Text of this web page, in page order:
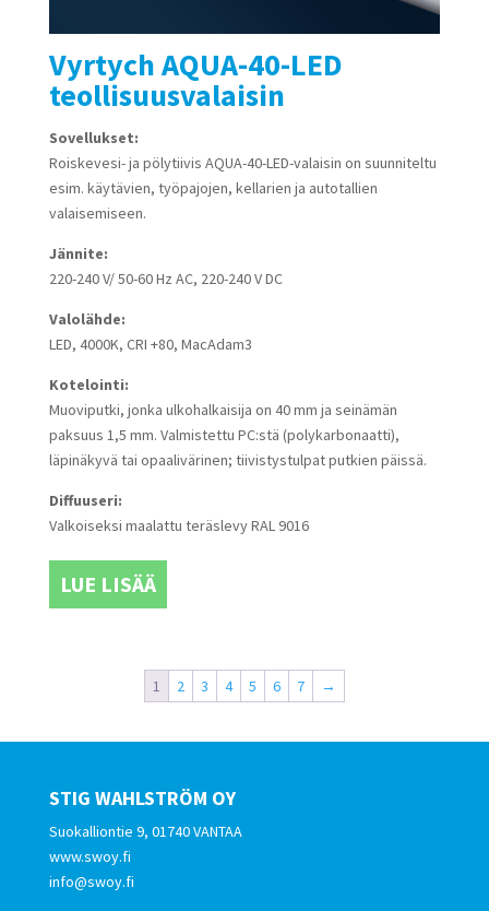
Vyrtych AQUA-40-LED
teollisuusvalaisin
Sovellukset:
Roiskevesi- ja pölytiivis AQUA-40-LED-valaisin on suunniteltu
esim. käytävien, työpajojen, kellarien ja autotallien
valaisemiseen.
Jännite:
220-240 V/ 50-60 Hz AC, 220-240 V DC
Valolähde:
LED, 4000K, CRI +80, MacAdam3
Kotelointi:
Muoviputki, jonka ulkohalkaisija on 40 mm ja seinämän
paksuus 1,5 mm. Valmistettu PC:stä (polykarbonaatti),
läpinäkyvä tai opaalivärinen; tiivistystulpat putkien päissä.
Diffuuseri:
Valkoiseksi maalattu teräslevy RAL 9016
LUE LISÄÄ
1 2 3 4 5 6 7 →
STIG WAHLSTRÖM OY
Suokalliontie 9, 01740 VANTAA
www.swoy.fi
info@swoy.fi